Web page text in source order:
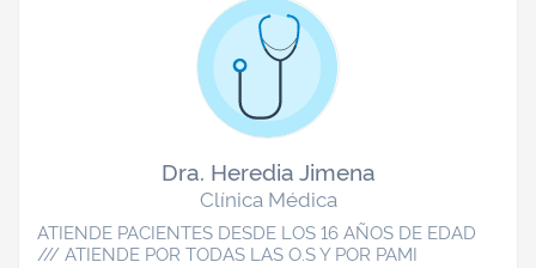
Dra. Heredia Jimena
Clínica Médica
ATIENDE PACIENTES DESDE LOS 16 AÑOS DE EDAD
/// ATIENDE POR TODAS LAS O.S Y POR PAMI